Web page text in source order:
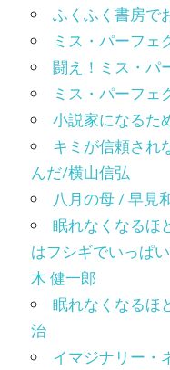
ふくふく書房で
ミス・パーフェ
闘え！ミス・パ
ミス・パーフェ
小説家になるた
キミが信頼され
んだ/横山信弘
八月の母 / 早見
眠れなくなるほ
はフシギでいっぱ
木 健一郎
眠れなくなるほ
治
イマジナリー・